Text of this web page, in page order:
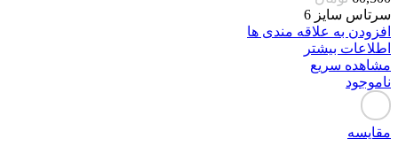
سرتاس سایز 6
افزودن به علاقه مندی ها
اطلاعات بیشتر
مشاهده سریع
ناموجود
مقایسه